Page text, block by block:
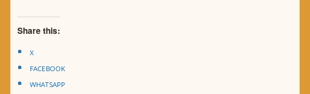
Share this:
X
FACEBOOK
WHATSAPP